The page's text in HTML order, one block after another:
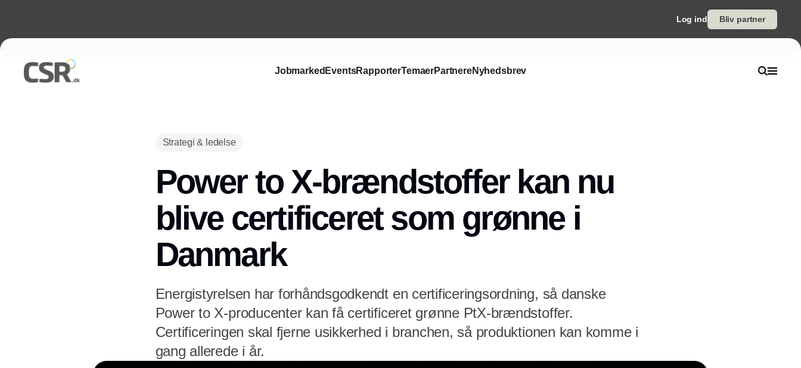
Log ind Bliv partner
Jobmarked EventsRapporterTemaerPartnereNyhedsbrev
Strategi & ledelse
Power to X-brændstoffer kan nu
blive certificeret som grønne i
Danmark
Energistyrelsen har forhåndsgodkendt en certificeringsordning, så danske
Power to X-producenter kan få certificeret grønne PtX-brændstoffer.
Certificeringen skal fjerne usikkerhed i branchen, så produktionen kan komme i
gang allerede i år.